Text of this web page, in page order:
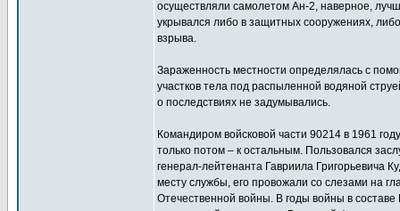
осуществляли самолетом Ан-2, наверное,
укрывался либо в защитных сооружениях,
взрыва.
Зараженность местности определялась с
участков тела под распыленной водяной
о последствиях не задумывались.
Командиром войсковой части 90214 в 1961
только потом – к остальным. Пользовался
генерал-лейтенанта Гавриила Григорьевича
месту службы, его провожали со слезами на
Отечественной войны. В годы войны в